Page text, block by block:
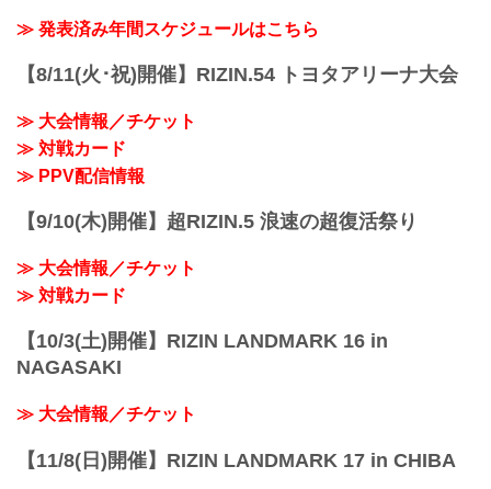
≫ Googleマップで見る
!1m18...
RIZ...
RIZIN LIVE、ABEMA、U-NEXTにて販売
がスタート！（※スカパー！は6/26(金)販
お得なPPV前売りチケットは、大会前日
≫ 発表済み年間スケジュールはこちら
【8/11(火･祝)開催】RIZIN.54 トヨタアリーナ大会
≫ 大会情報／チケット
≫ 対戦カード
≫ PPV配信情報
【9/10(木)開催】超RIZIN.5 浪速の超復活祭り
≫ 大会情報／チケット
≫ 対戦カード
【10/3(土)開催】RIZIN LANDMARK 16 in
NAGASAKI
≫ 大会情報／チケット
【11/8(日)開催】RIZIN LANDMARK 17 in CHIBA